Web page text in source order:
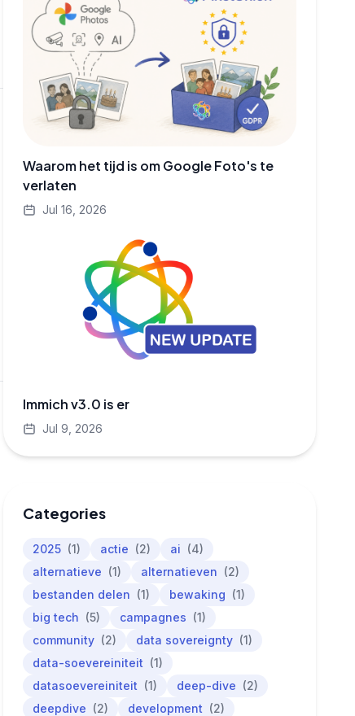
Waarom het tijd is om Google Foto's te
verlaten
Jul 16, 2026
Immich v3.0 is er
Jul 9, 2026
Categories
2025 (1) actie (2) ai (4)
alternatieve (1) alternatieven (2)
bestanden delen (1) bewaking (1)
big tech (5) campagnes (1)
community (2) data sovereignty (1)
data-soevereiniteit (1)
datasoevereiniteit (1) deep-dive (2)
deepdive (2) development (2)